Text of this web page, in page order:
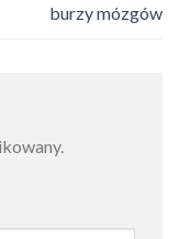
burzy mózgów